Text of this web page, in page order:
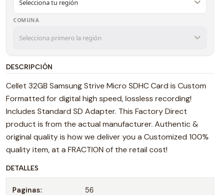
COMUNA
DESCRIPCIÓN
Cellet 32GB Samsung Strive Micro SDHC Card is Custom
Formatted for digital high speed, lossless recording!
Includes Standard SD Adapter. This Factory Direct
product is from the actual manufacturer. Authentic &
original quality is how we deliver you a Customized 100%
quality item, at a FRACTION of the retail cost!
DETALLES
Paginas: 56